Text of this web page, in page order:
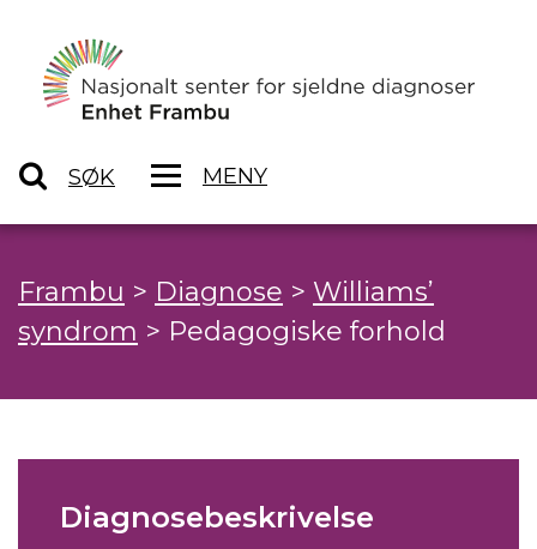
SØK MENY
Frambu > Diagnose > Williams’
syndrom > Pedagogiske forhold
Diagnosebeskrivelse